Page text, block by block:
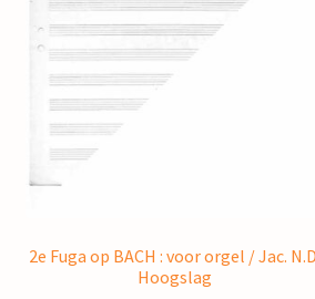
2e Fuga op BACH : voor orgel / Jac.
Hoogslag